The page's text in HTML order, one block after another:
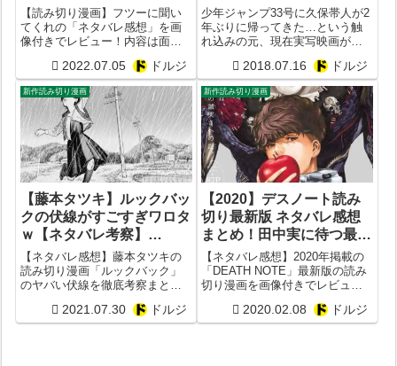
た？面白い？【漫画レビュ
ー】【遠田おと】
【読み切り漫画】フツーに聞い
てくれの「ネタバレ感想」を画
像付きでレビュー！内容は面白
すじは？作者は藤本タツキ×遠田
おと。掲載サイトは少年ジャン
ププラス。出版社は集英社。
2022.07.05 ドルジ
少年ジャンプ33号に久保帯人が2
年ぶりに帰ってきた…という触
れ込みの元、現在実写映画が公
み切り漫画を掲載したことが話
題に。その読み切り漫画のタイ
トルが『BURN THE WITCH』。
読み方はそのまま「バーン...
2018.07.16 ドルジ
新作読み切り漫画
【藤本タツキ】ルックバッ
クの伏線がすごすぎワロタ
ｗ【ネタバレ考察】
【Don’t Look Back in
Anger】【京アニ放火事
件】【読み切り漫画レビュ
ー感想】
【ネタバレ感想】藤本タツキの
読み切り漫画「ルックバック」
のヤバい伏線を徹底考察まと
人事件をネタにして炎上？
OASISのDon't Look Back in
2021.07.30 ドルジ
新作読み切り漫画
【2020】デスノート読み
切り最新版 ネタバレ感想
まとめ！田中実に待つ最後
の結末は？【画像レビュ
ー】
【ネタバレ感想】2020年掲載の
「DEATH NOTE」最新版の読み
切り漫画を画像付きでレビュ
命の結末はどうなった？再び悪
人が裁かれる時代が到来？リュ
2020.02.08 ドルジ